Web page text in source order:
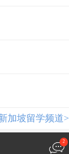
加坡留学频道>
2